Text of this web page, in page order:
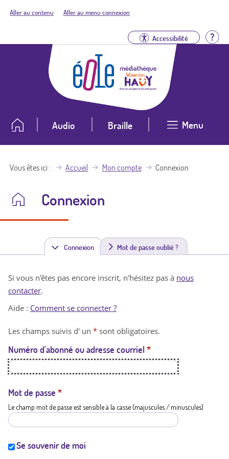
Aller au contenu Aller au menu connexion
Accessibilité
Audio Braille Menu
Vous êtes ici Accueil Mon compte Connexion
Connexion
Connexion(
n
t
a
t
i
Mot de passe oublié ?
Si vous n'êtes pas encore inscrit, n'hésitez pas à nous
contacter.
Aide : Comment se connecter ?
Les champs suivis d' un * sont obligatoires.
Numéro d'abonné ou adresse courriel *
Mot de passe *
Le champ mot de passe est sensible à la casse (majuscules / minuscules)
Se souvenir de moi